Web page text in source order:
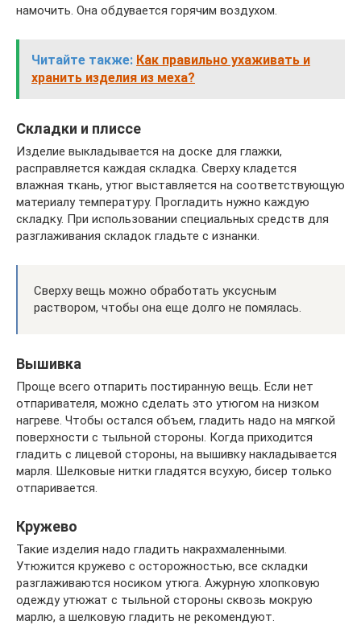
намочить. Она обдувается горячим воздухом.
Читайте также: Как правильно ухаживать и
хранить изделия из меха?
Складки и плиссе
Изделие выкладывается на доске для глажки,
расправляется каждая складка. Сверху кладется
влажная ткань, утюг выставляется на соответствующую
материалу температуру. Прогладить нужно каждую
складку. При использовании специальных средств для
разглаживания складок гладьте с изнанки.
Сверху вещь можно обработать уксусным
раствором, чтобы она еще долго не помялась.
Вышивка
Проще всего отпарить постиранную вещь. Если нет
отпаривателя, можно сделать это утюгом на низком
нагреве. Чтобы остался объем, гладить надо на мягкой
поверхности с тыльной стороны. Когда приходится
гладить с лицевой стороны, на вышивку накладывается
марля. Шелковые нитки гладятся всухую, бисер только
отпаривается.
Кружево
Такие изделия надо гладить накрахмаленными.
Утюжится кружево с осторожностью, все складки
разглаживаются носиком утюга. Ажурную хлопковую
одежду утюжат с тыльной стороны сквозь мокрую
марлю, а шелковую гладить не рекомендуют.